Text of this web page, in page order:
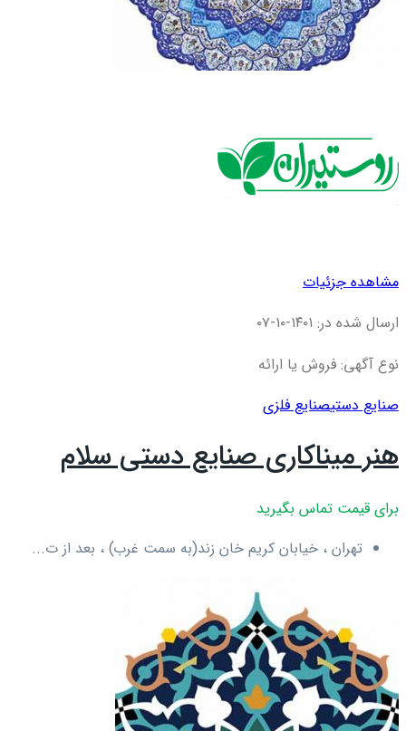
مشاهده جزئیات
ارسال شده در: ۱۴۰۱-۱۰-۰۷
نوع آگهی: فروش یا ارائه
صنایع دستیصنایع فلزی
هنر میناکاری صنایع دستی سلام
برای قیمت تماس بگیرید
تهران ، خیابان کریم خان زند(به سمت غرب) ، بعد از ت...